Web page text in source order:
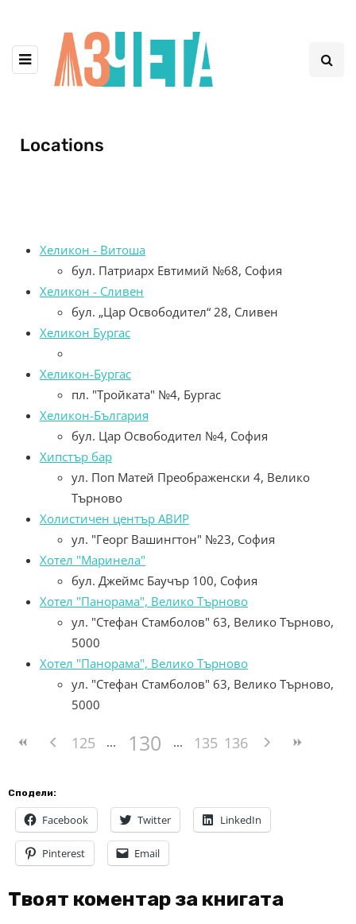
Locations
Хеликон - Витоша
бул. Патриарх Евтимий №68, София
Хеликон - Сливен
бул. „Цар Освободител“ 28, Сливен
Хеликон Бургас
Хеликон-Бургас
пл. "Тройката" №4, Бургас
Хеликон-България
бул. Цар Освободител №4, София
Хипстър бар
ул. Поп Матей Преображенски 4, Велико
Търново
Холистичен център АВИР
ул. "Георг Вашингтон" №23, София
Хотел "Маринела"
бул. Джеймс Баучър 100, София
Хотел "Панорама", Велико Търново
ул. "Стефан Стамболов" 63, Велико Търново,
5000
Хотел "Панорама", Велико Търново
ул. "Стефан Стамболов" 63, Велико Търново,
5000
125 130 135 136
Сподели:
Facebook Twitter LinkedIn
Pinterest Email
Твоят коментар за книгата